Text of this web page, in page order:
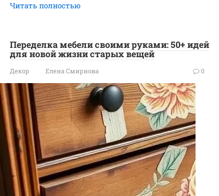
Читать полностью
Переделка мебели своими руками: 50+ идей
для новой жизни старых вещей
Декор Елена Смирнова 0